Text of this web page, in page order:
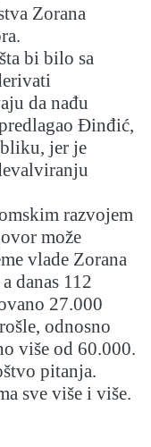
Zorana
bi bilo sa
da nađu
Đinđić,
jer je
razvojem
može
vlade Zorana
danas 112
27.000
odnosno
više od 60.000.
pitanja.
sve više i više.